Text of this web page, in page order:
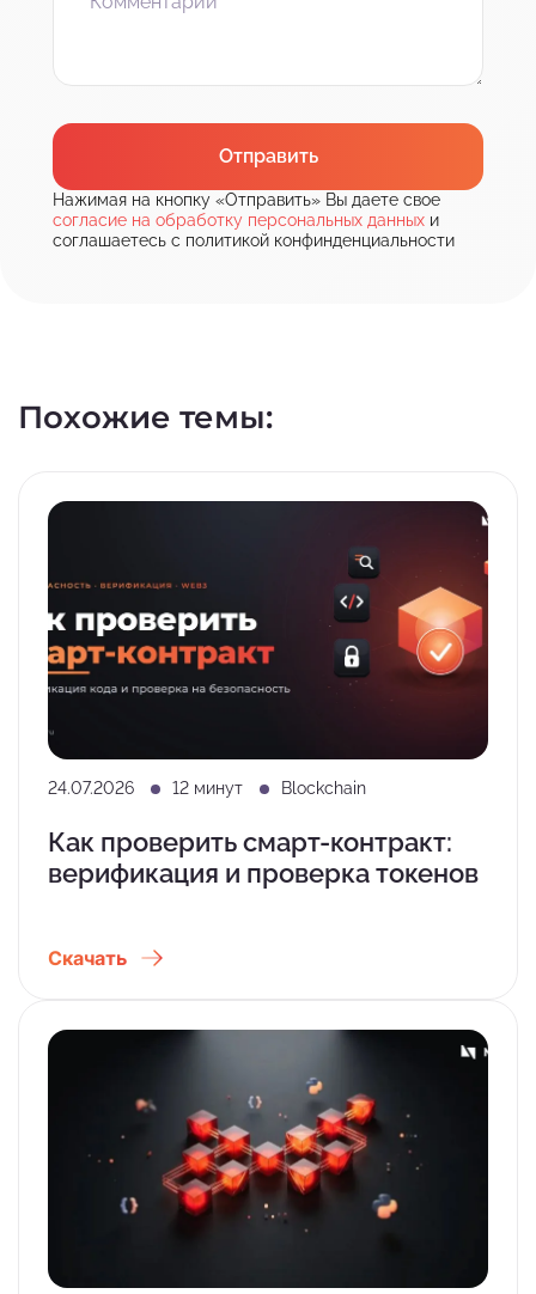
Отправить
Нажимая на кнопку «Отправить» Вы даете свое
согласие на обработку персональных данных и
соглашаетесь с политикой конфинденциальности
Похожие темы:
24.07.2026 12 минут Blockchain
Как проверить смарт-контракт:
верификация и проверка токенов
Скачать